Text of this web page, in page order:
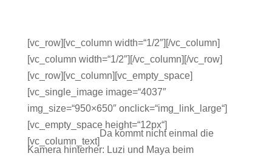
[vc_row][vc_column width=“1/2″][/vc_column]
[vc_column width=“1/2″][/vc_column][/vc_row]
[vc_row][vc_column][vc_empty_space]
[vc_single_image image=“4037″
img_size=“950×650″ onclick=“img_link_large“]
[vc_empty_space height=“12px“]
[vc_column_text]
Da kommt nicht einmal die
Kamera hinterher: Luzi und Maya beim